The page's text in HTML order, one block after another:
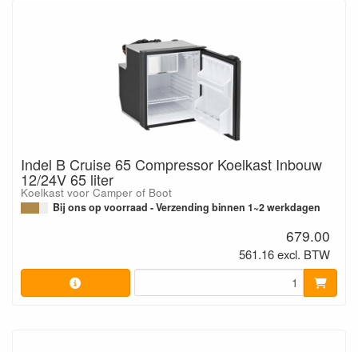
Indel B Cruise 65 Compressor Koelkast Inbouw
12/24V 65 liter
Koelkast voor Camper of Boot
Bij ons op voorraad - Verzending binnen 1~2 werkdagen
679.00
561.16 excl. BTW